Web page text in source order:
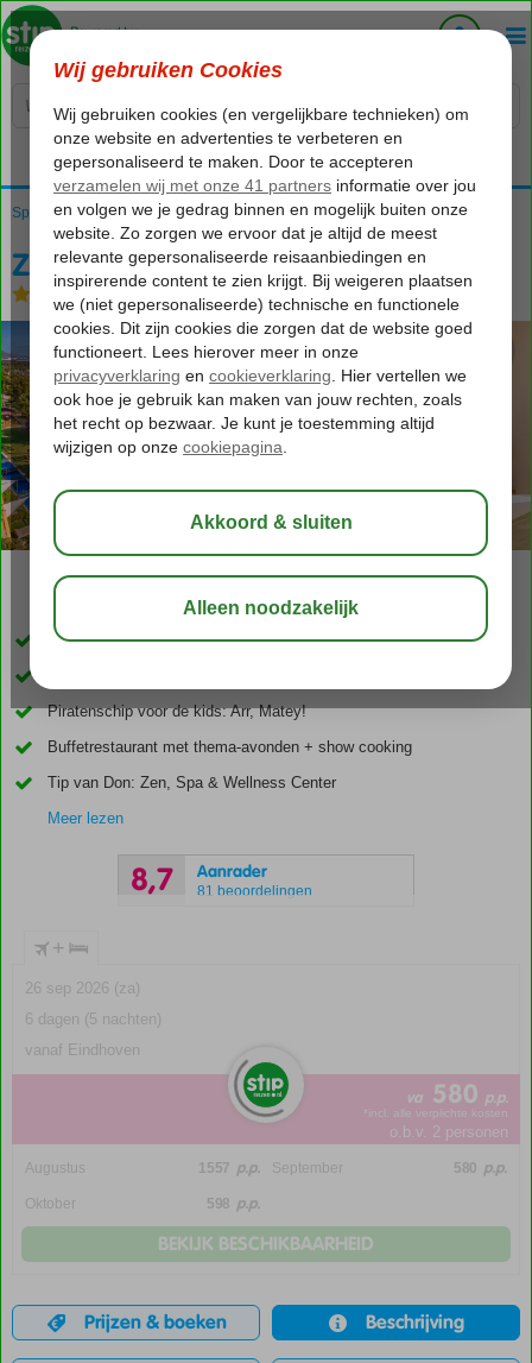
Voelt als thuiskomen...
Spanje Balearen Mallorca Ca'n Picafort Zafiro Mallorca
Zafiro Mallorca
Logies Hotel
aug 30°C
Vlak bij het strand en het centrum
Piratenschip voor de kids: Arr, Matey!
Buffetrestaurant met thema-avonden + show cooking
Tip van Don: Zen, Spa & Wellness Center
Meer lezen
8,7 Aanrader
81 beoordelingen
+
26 sep 2026 (za)
6 dagen (5 nachten)
vanaf Eindhoven
va 580 p.p.
*incl. alle verplichte kosten
o.b.v. 2 personen
Augustus 1557 p.p. September 580 p.p.
Oktober 598 p.p.
BEKIJK BESCHIKBAARHEID
Prijzen & boeken Beschrijving